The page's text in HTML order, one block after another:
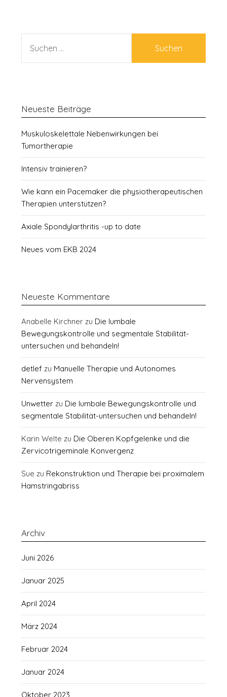
NACH:
Neueste Beiträge
Muskuloskelettale Nebenwirkungen bei
Tumortherapie
Intensiv trainieren?
Wie kann ein Pacemaker die physiotherapeutischen
Therapien unterstützen?
Axiale Spondylarthritis -up to date
Neues vom EKB 2024
Neueste Kommentare
Anabelle Kirchner zu Die lumbale
Bewegungskontrolle und segmentale Stabilität-
untersuchen und behandeln!
detlef zu Manuelle Therapie und Autonomes
Nervensystem
Unwetter zu Die lumbale Bewegungskontrolle und
segmentale Stabilität-untersuchen und behandeln!
Karin Welte zu Die Oberen Kopfgelenke und die
Zervicotrigeminale Konvergenz
Sue zu Rekonstruktion und Therapie bei proximalem
Hamstringabriss
Archiv
Juni 2026
Januar 2025
April 2024
März 2024
Februar 2024
Januar 2024
Oktober 2023